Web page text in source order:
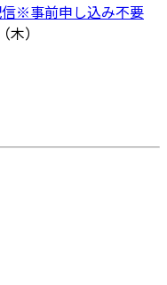
※事前申し込み不要
）